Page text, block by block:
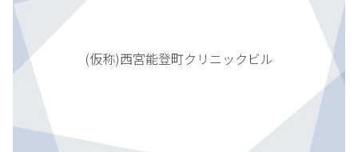
(仮称)西宮能登町クリニックビル